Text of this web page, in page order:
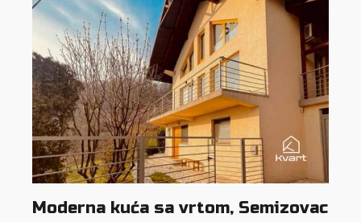
Moderna kuća sa vrtom, Semizovac